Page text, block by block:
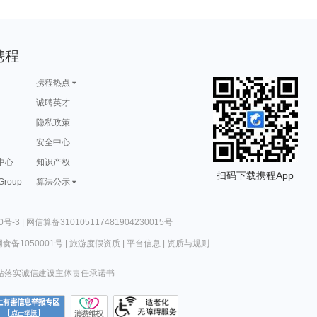
程
携程热点
诚聘英才
隐私政策
安全中心
心
知识产权
算法公示
扫码下载携程App
号-3 | 网信算备310105117481904230015号
食备1050001号| 旅游度假资质| 平台信息 资质与规则
落实诚信建设主体责任承诺书